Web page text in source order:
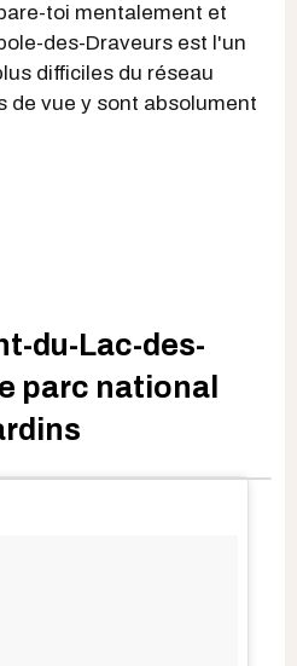
toi mentalement et
des-Draveurs est l'un
difficiles du réseau
de vue y sont absolument
du-Lac-des-
parc national